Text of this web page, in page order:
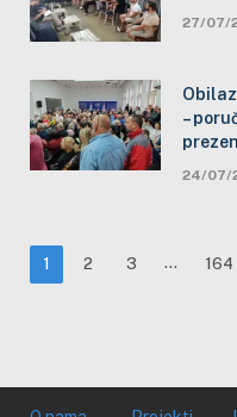
27/07/
–
24/07/
1 2 3 … 164